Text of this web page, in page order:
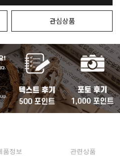
관심상품
품정보 관련상품